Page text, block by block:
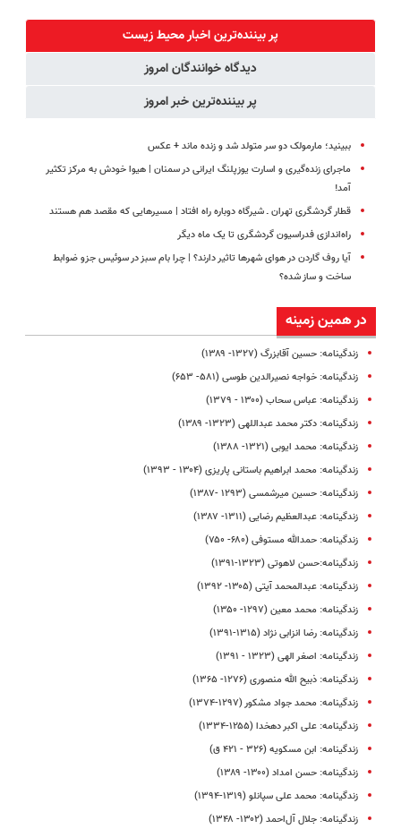
کنی؟
(◂پرسش‌نامه
رو پر کن)
◂پرسش‌نامه رو
پرکن
پر بیننده‌ترین اخبار محیط زیست
دیدگاه خوانندگان امروز
پر بیننده‌ترین خبر امروز
ببینید؛ مارمولک دو سر متولد شد و زنده ماند + عکس
ماجرای زنده‌گیری و اسارت یوزپلنگ ایرانی در سمنان | هیوا خودش به مرکز تکثیر
آمد!
قطار گردشگری تهران ـ شیرگاه دوباره راه افتاد | مسیرهایی که مقصد هم هستند
راه‌اندازی فدراسیون گردشگری تا یک ماه دیگر
آیا روف گاردن در هوای شهرها تاثیر دارند؟ | چرا بام سبز در سوئیس جزو ضوابط
ساخت‌ و ساز شده؟
در همین زمینه
زندگینامه: حسین آقابزرگ (۱۳۲۷- ۱۳۸۹)
زندگینامه: خواجه نصیرالدین طوسی (۵۸۱- ۶۵۳)
زندگینامه: عباس سحاب (۱۳۰۰ - ۱۳۷۹)
زندگینامه: دکتر محمد عبداللهی (۱۳۲۳- ۱۳۸۹)
زندگینامه: محمد ایوبی (۱۳۲۱- ۱۳۸۸)
زندگینامه: محمد ابراهیم باستانی پاریزی (۱۳۰۴ - ۱۳۹۳)
زندگینامه: حسین میرشمسی (۱۲۹۳ -۱۳۸۷)
زندگینامه: عبدالعظیم رضایی (۱۳۱۱- ۱۳۸۷)
زندگینامه: حمدالله مستوفی (۶۸۰- ۷۵۰)
زندگینامه:حسن لاهوتی (۱۳۲۳-۱۳۹۱)
زندگینامه: عبدالمحمد آیتی (۱۳۰۵- ۱۳۹۲)
زندگینامه: محمد معین (۱۲۹۷- ۱۳۵۰)
زندگینامه: رضا انزابی‌ نژاد (۱۳۱۵-۱۳۹۱)
زندگینامه: اصغر الهی (۱۳۲۳ - ۱۳۹۱)
زندگینامه: ذبیح الله منصوری (۱۲۷۶- ۱۳۶۵)
زندگینامه: محمد جواد مشکور (۱۲۹۷-۱۳۷۴)
زندگینامه: علی اکبر دهخدا (۱۲۵۵-۱۳۳۴)
زندگینامه: ابن مسکویه (۳۲۶ - ۴۲۱ ق)
زندگینامه: حسن امداد (۱۳۰۰- ۱۳۸۹)
زندگینامه: محمد علی سپانلو (۱۳۱۹-۱۳۹۴)
زندگینامه: جلال آل‌احمد (۱۳۰۲- ۱۳۴۸)